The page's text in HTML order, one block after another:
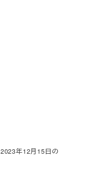
2023年12月15日の